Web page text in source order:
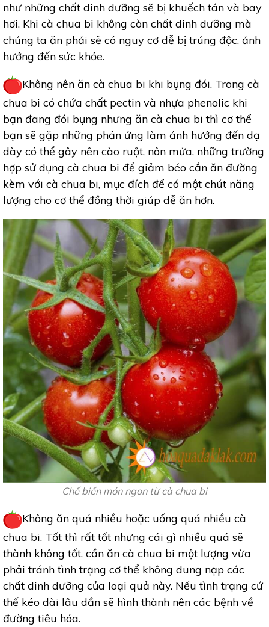
như những chất dinh dưỡng sẽ bị khuếch tán và bay
hơi. Khi cà chua bi không còn chất dinh dưỡng mà
chúng ta ăn phải sẽ có nguy cơ dễ bị trúng độc, ảnh
hưởng đến sức khỏe.
Không nên ăn cà chua bi khi bụng đói. Trong cà
chua bi có chứa chất pectin và nhựa phenolic khi
bạn đang đói bụng nhưng ăn cà chua bi thì cơ thể
bạn sẽ gặp những phản ứng làm ảnh hưởng đến dạ
dày có thể gây nên cào ruột, nôn mửa, những trường
hợp sử dụng cà chua bi để giảm béo cần ăn đường
kèm với cà chua bi, mục đích để có một chút năng
lượng cho cơ thể đồng thời giúp dễ ăn hơn.
Chế biến món ngon từ cà chua bi
Không ăn quá nhiều hoặc uống quá nhiều cà
chua bi. Tốt thì rất tốt nhưng cái gì nhiều quá sẽ
thành không tốt, cần ăn cà chua bi một lượng vừa
phải tránh tình trạng cơ thể không dung nạp các
chất dinh dưỡng của loại quả này. Nếu tình trạng cứ
thế kéo dài lâu dần sẽ hình thành nên các bệnh về
đường tiêu hóa.